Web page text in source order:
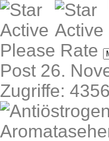
Please Rate
Post 26.
Zugriffe: